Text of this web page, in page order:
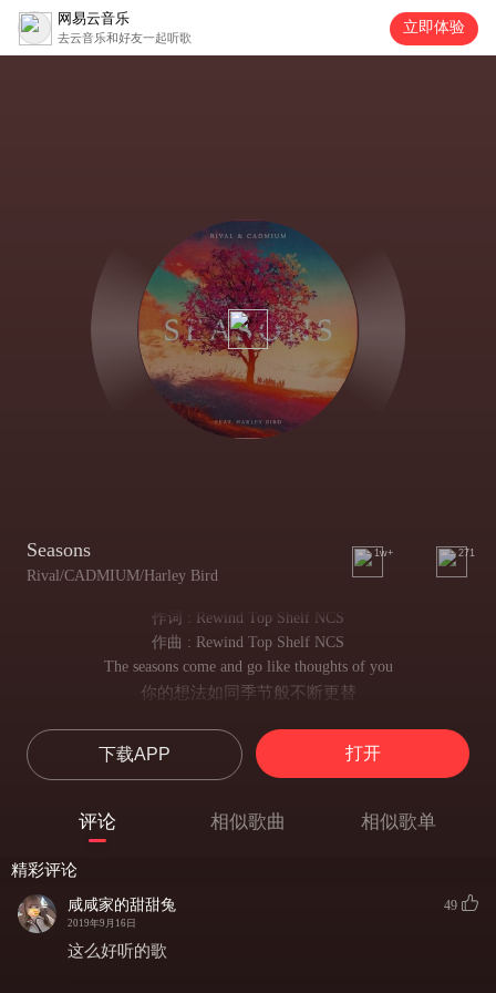
网易云音乐
去云音乐和好友一起听歌
立即体验
Seasons
Rival/CADMIUM/Harley Bird
1w+ 271
作词 : Rewind Top Shelf NCS
作曲 : Rewind Top Shelf NCS
The seasons come and go like thoughts of you
你的想法如同季节般不断更替
像波浪一样回归大海
They change but in a cycle that I can't lose
他们在一个我无法错过的循环中改变
在痛苦而又令人愉快的生活中
Not for long just a time just like another season
Maybe this time next year you'll reappear for unknown reason
下载APP 打开
评论 相似歌曲 相似歌单
精彩评论
咸咸家的甜甜兔
2019年9月16日
49
这么好听的歌